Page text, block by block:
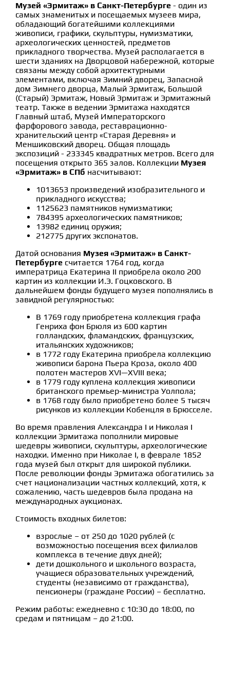
Музей «Эрмитаж» в Санкт-Петербурге - один из
самых знаменитых и посещаемых музеев мира,
обладающий богатейшими коллекциями
живописи, графики, скульптуры, нумизматики,
археологических ценностей, предметов
прикладного творчества. Музей располагается в
шести зданиях на Дворцовой набережной, которые
связаны между собой архитектурными
элементами, включая Зимний дворец, Запасной
дом Зимнего дворца, Малый Эрмитаж, Большой
(Старый) Эрмитаж, Новый Эрмитаж и Эрмитажный
театр. Также в ведении Эрмитажа находятся
Главный штаб, Музей Императорского
фарфорового завода, реставрационно-
хранительский центр «Старая Деревня» и
Меншиковский дворец. Общая площадь
экспозиций - 233345 квадратных метров. Всего для
посещения открыто 365 залов. Коллекции Музея
«Эрмитаж» в СПб насчитывают:
1013653 произведений изобразительного и
прикладного искусства;
1125623 памятников нумизматики;
784395 археологических памятников;
13982 единиц оружия;
212775 других экспонатов.
Датой основания Музея «Эрмитаж» в Санкт-
Петербурге считается 1764 год, когда
императрица Екатерина II приобрела около 200
картин из коллекции И.Э. Гоцковского. В
дальнейшем фонды будущего музея пополнялись в
завидной регулярностью:
В 1769 году приобретена коллекция графа
Генриха фон Брюля из 600 картин
голландских, фламандских, французских,
итальянских художников;
в 1772 году Екатерина приобрела коллекцию
живописи барона Пьера Кроза, около 400
полотен мастеров XVI—XVIII века;
в 1779 году куплена коллекция живописи
британского премьер-министра Уолпола;
в 1768 году было приобретено более 5 тысяч
рисунков из коллекции Кобенцля в Брюсселе.
Во время правления Александра I и Николая I
коллекции Эрмитажа пополнили мировые
шедевры живописи, скульптуры, археологические
находки. Именно при Николае I, в феврале 1852
года музей был открыт для широкой публики.
После революции фонды Эрмитажа обогатились за
счет национализации частных коллекций, хотя, к
сожалению, часть шедевров была продана на
международных аукционах.
Стоимость входных билетов:
взрослые – от 250 до 1020 рублей (с
возможностью посещения всех филиалов
комплекса в течение двух дней);
дети дошкольного и школьного возраста,
учащиеся образовательных учреждений,
студенты (независимо от гражданства),
пенсионеры (граждане России) – бесплатно.
Режим работы: ежедневно с 10:30 до 18:00, по
средам и пятницам – до 21:00.